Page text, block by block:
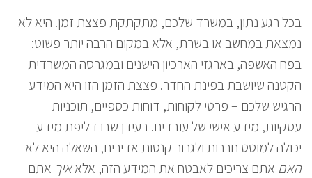
בכל רגע נתון, במשרד שלכם, מתקתקת פצצת זמן. היא לא
נמצאת במחשב או בשרת, אלא במקום הרבה יותר פשוט:
בפח האשפה, בארגזי הארכיון הישנים ובמגרסה המשרדית
הקטנה שיושבת בפינת החדר. פצצת הזמן הזו היא המידע
הרגיש שלכם – פרטי לקוחות, דוחות כספיים, תוכניות
עסקיות, מידע אישי של עובדים. בעידן שבו דליפת מידע
יכולה למוטט חברות ולגרור קנסות אדירים, השאלה היא לא
האם אתם צריכים לאבטח את המידע הזה, אלאאיך אתם